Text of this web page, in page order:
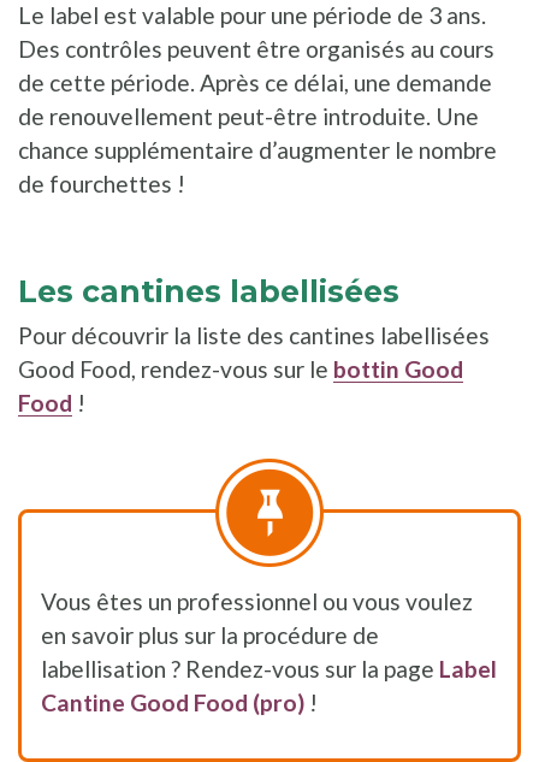
Le label est valable pour une période de 3 ans.
Des contrôles peuvent être organisés au cours
de cette période. Après ce délai, une demande
de renouvellement peut-être introduite. Une
chance supplémentaire d’augmenter le nombre
de fourchettes !
Les cantines labellisées
Pour découvrir la liste des cantines labellisées
Good Food, rendez-vous sur le bottin Good
Food !
Vous êtes un professionnel ou vous voulez
en savoir plus sur la procédure de
labellisation ? Rendez-vous sur la page Label
Cantine Good Food (pro) !